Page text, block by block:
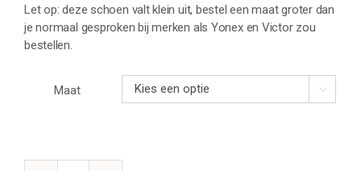
Let op: deze schoen valt klein uit, bestel een maat groter dan
je normaal gesproken bij merken als Yonex en Victor zou
bestellen.
Maat 